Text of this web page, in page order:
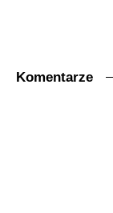
Komentarze